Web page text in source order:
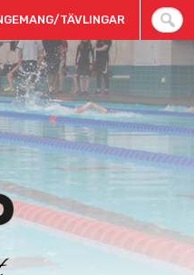
TÄVLINGAR